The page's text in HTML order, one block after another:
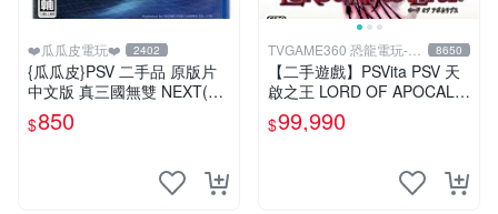
❤️瓜瓜皮電玩❤️ 2402
{瓜瓜皮}PSV 二手品 原版片
中文版 真三國無雙 NEXT(遊
戲都有回收)
$850
TVGAME360 恐龍電玩-台
中店
8650
【二手遊戲】PSVita PSV 天
啟之王 LORD OF APOCALY
PSE 日文版【台中恐龍電
玩】
$99,990